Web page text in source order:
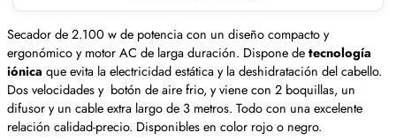
Secador de 2.100 w de potencia con un diseño compacto y
ergonómico y motor AC de larga duración. Dispone detecnología
iónica que evita la electricidad estática y la deshidratación del cabello.
Dos velocidades y botón de aire frio, y viene con 2 boquillas, un
difusor y un cable extra largo de 3 metros. Todo con una excelente
relación calidad-precio. Disponibles en color rojo o negro.